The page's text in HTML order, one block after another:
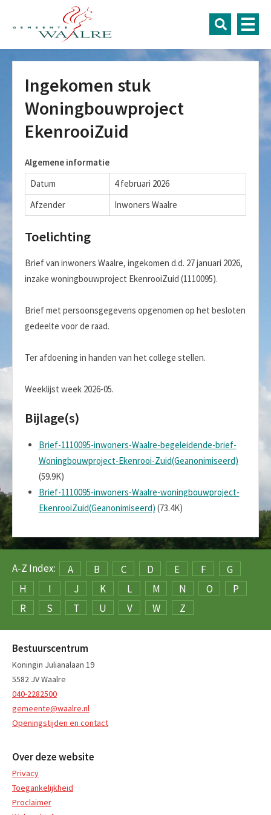
Ingekomen stuk
Woningbouwproject
EkenrooiZuid
Algemene informatie
Datum
4 februari 2026
Afzender
Inwoners Waalre
Toelichting
Brief van inwoners Waalre, ingekomen d.d. 27 januari 2026,
inzake woningbouwproject EkenrooiZuid (1110095).
Brief met persoonsgegevens opgenomen op het besloten
gedeelte voor de raad.
Ter afdoening in handen van het college stellen.
Weeklijst week 2026-05.
Bijlage(s)
Brief-1110095-inwoners-Waalre-begeleidende-brief-
Woningbouwproject-Ekenrooi-Zuid(Geanonimiseerd)
(59.9K)
Brief-1110095-inwoners-Waalre-woningbouwproject-
EkenrooiZuid(Geanonimiseerd) (73.4K)
A-Z Index: A B C D E F
G
H
I J K L M N O
P
R
S T U V W Z
Bestuurscentrum
Koningin Julianalaan 19
5582 JV Waalre
040-2282500
gemeente@waalre.nl
Openingstijden en contact
Over deze website
Privacy
Toegankelijkheid
Proclaimer